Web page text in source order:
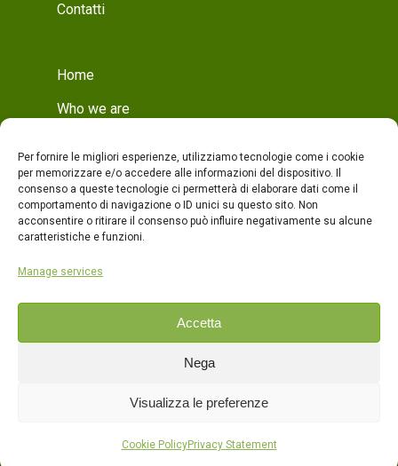
Per fornire le migliori esperienze, utilizziamo tecnologie come i cookie
per memorizzare e/o accedere alle informazioni del dispositivo. Il
consenso a queste tecnologie ci permetterà di elaborare dati come il
comportamento di navigazione o ID unici su questo sito. Non
acconsentire o ritirare il consenso può influire negativamente su alcune
caratteristiche e funzioni.
Manage services
Accetta
Nega
Visualizza le preferenze
Cookie PolicyPrivacy Statement
Contatti
Home
Who we are
Who we are
Production
Production
Quality
Products
Contacts